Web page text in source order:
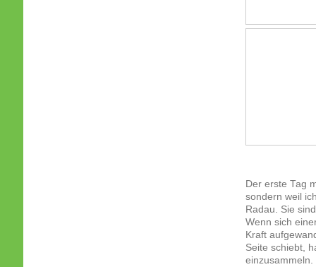
Der erste Tag
sondern weil
Radau. Sie
Wenn sich
Kraft
Seite schiebt,